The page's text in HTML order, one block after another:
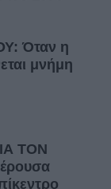
Όταν η
μνήμη
ΤΟΝ